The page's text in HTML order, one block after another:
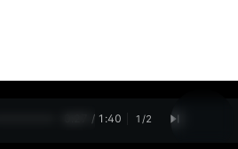
0:28 / 1:40 1 /2